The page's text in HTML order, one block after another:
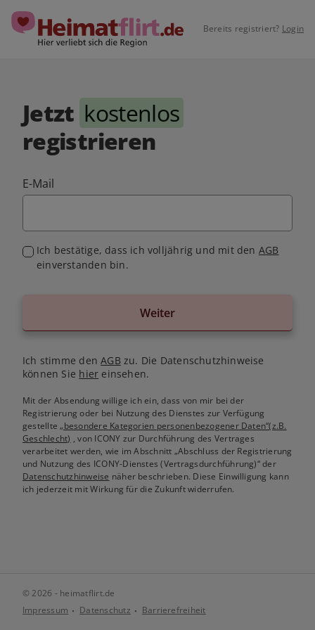
Bereits registriert? Login
Jetzt kostenlos
registrieren
E-Mail
Ich bestätige, dass ich volljährig und mit den AGB
einverstanden bin.
Weiter
Ich stimme denAGB zu. Die Datenschutzhinweise
können Sie hier einsehen.
Mit der Absendung willige ich ein, dass von mir bei der
Registrierung oder bei Nutzung des Dienstes zur Verfügung
gestellte„besondere Kategorien personenbezogener Daten“(z.B.
Geschlecht) , von ICONY zur Durchführung des Vertrages
verarbeitet werden, wie im Abschnitt „Abschluss der Registrierung
und Nutzung des ICONY-Dienstes (Vertragsdurchführung)“ der
Datenschutzhinweise näher beschrieben. Diese Einwilligung kann
ich jederzeit mit Wirkung für die Zukunft widerrufen.
© 2026 - heimatflirt.de
Impressum
Datenschutz Barrierefreiheit